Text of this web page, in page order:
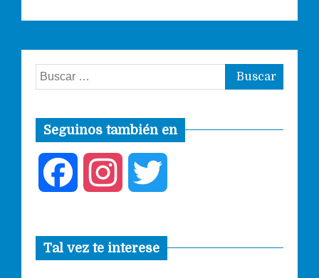
Buscar:
Seguinos también en
c s i
Tal vez te interese